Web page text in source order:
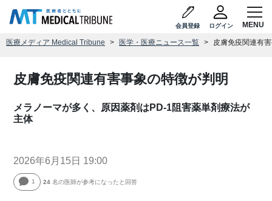
会員登録 ログイン
医療メディア Medical Tribune 医学・医療ニュース一覧 皮膚免疫関連有
皮膚免疫関連有害事象の特徴が判明
メラノーマが多く、原因薬剤はPD-1阻害薬単剤療法が
主体
2026年6月15日 19:00
1 24 名の医師が参考になったと回答